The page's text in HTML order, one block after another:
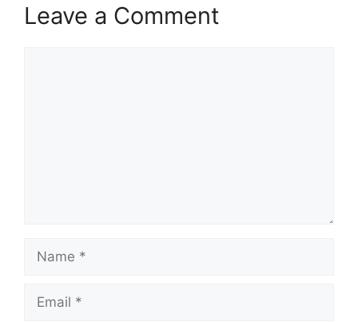
Leave a Comment